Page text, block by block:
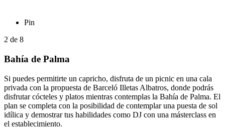
Pin
2 de 8
Bahía de Palma
Si puedes permitirte un capricho, disfruta de un picnic en una cala
privada con la propuesta de Barceló Illetas Albatros, donde podrás
disfrutar cócteles y platos mientras contemplas la Bahía de Palma. El
plan se completa con la posibilidad de contemplar una puesta de sol
idílica y demostrar tus habilidades como DJ con una másterclass en
el establecimiento.